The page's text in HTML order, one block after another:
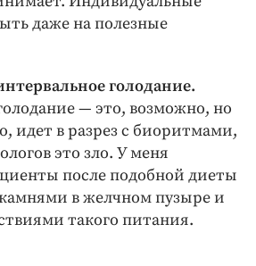
даже на полезные
голодание.
— это, возможно, но
идет в разрез с биоритмами,
это зло. У меня
после подобной диеты
в желчном пузыре и
такого питания.